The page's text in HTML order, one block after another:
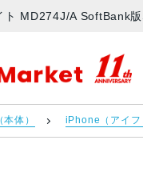
MD274J/A SoftBank
体） iPhone（アイフ